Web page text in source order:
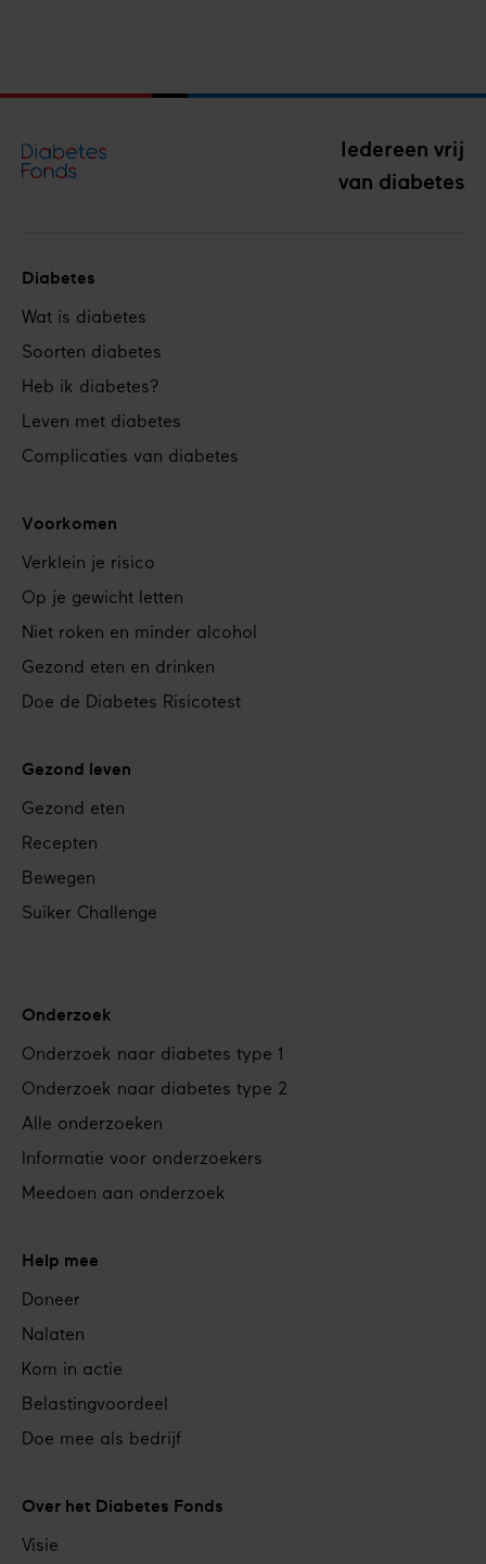
Iedereen vrij
van diabetes
Footer
navigation
Diabetes
Wat is diabetes
Soorten diabetes
Heb ik diabetes?
Leven met diabetes
Complicaties van diabetes
Voorkomen
Verklein je risico
Op je gewicht letten
Niet roken en minder alcohol
Gezond eten en drinken
Doe de Diabetes Risicotest
Gezond leven
Gezond eten
Recepten
Bewegen
Suiker Challenge
Onderzoek
Onderzoek naar diabetes type 1
Onderzoek naar diabetes type 2
Alle onderzoeken
Informatie voor onderzoekers
Meedoen aan onderzoek
Help mee
Doneer
Nalaten
Kom in actie
Belastingvoordeel
Doe mee als bedrijf
Over het Diabetes Fonds
Visie